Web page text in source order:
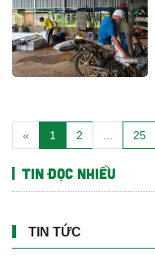
« 1 2 25
Tin đọc nhiều
TIN TỨC